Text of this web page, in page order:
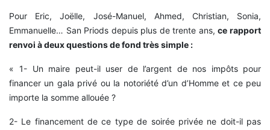
Pour Eric, Joëlle, José-Manuel, Ahmed, Christian, Sonia,
Emmanuelle… San Priods depuis plus de trente ans,ce rapport
renvoi à deux questions de fond très simple :
«
1- Un maire peut-il user de l’argent de nos impôts pour
financer un gala privé ou la notoriété d’un d’Homme et ce peu
importe la somme allouée ?
2- Le financement de ce type de soirée privée ne doit-il pas